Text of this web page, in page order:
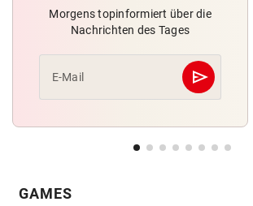
Morgens topinformiert über die
Nachrichten des Tages
E-Mail send
Abschicken
GAMES